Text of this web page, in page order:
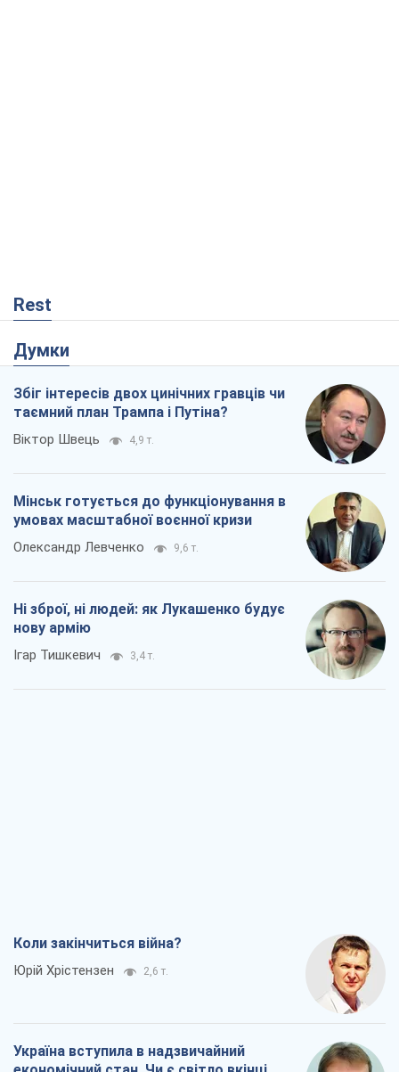
Rest
Думки
Збіг інтересів двох цинічних гравців чи
таємний план Трампа і Путіна?
Віктор Швець 4,9 т.
Мінськ готується до функціонування в
умовах масштабної воєнної кризи
Олександр Левченко 9,6 т.
Ні зброї, ні людей: як Лукашенко будує
нову армію
Ігар Тишкевич 3,4 т.
Коли закінчиться війна?
Юрій Хрістензен 2,6 т.
Україна вступила в надзвичайний